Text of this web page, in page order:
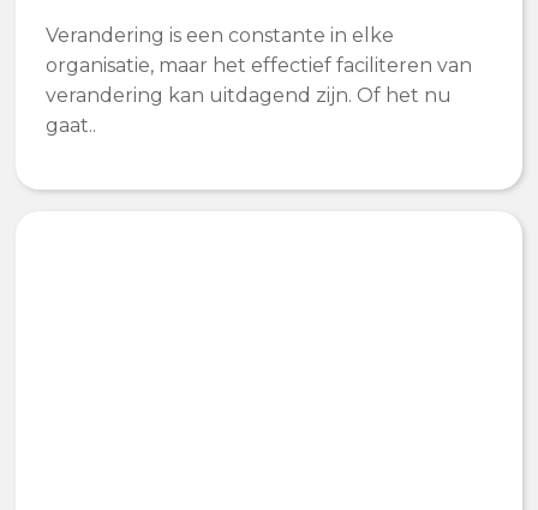
Verandering is een constante in elke
organisatie, maar het effectief faciliteren van
verandering kan uitdagend zijn. Of het nu
gaat..